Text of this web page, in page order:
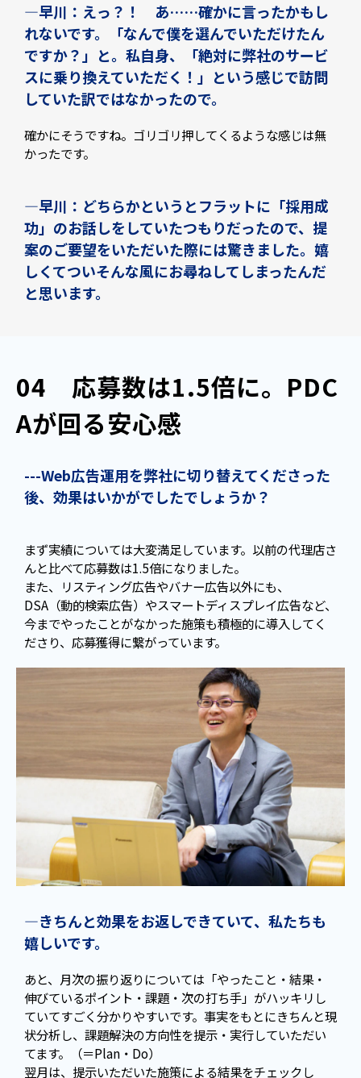
—早川：えっ？！ あ……確かに言ったかもし
れないです。「なんで僕を選んでいただけたん
ですか？」と。私自身、「絶対に弊社のサービ
スに乗り換えていただく！」という感じで訪問
していた訳ではなかったので。
確かにそうですね。ゴリゴリ押してくるような感じは無
かったです。
—早川：どちらかというとフラットに「採用成
功」のお話しをしていたつもりだったので、提
案のご要望をいただいた際には驚きました。嬉
しくてついそんな風にお尋ねしてしまったんだ
と思います。
04　応募数は1.5倍に。PDC
Aが回る安心感
---Web広告運用を弊社に切り替えてくださった
後、効果はいかがでしたでしょうか？
まず実績については大変満足しています。以前の代理店さ
んと比べて応募数は1.5倍になりました。
また、リスティング広告やバナー広告以外にも、
DSA（動的検索広告）やスマートディスプレイ広告など、
今までやったことがなかった施策も積極的に導入してく
ださり、応募獲得に繋がっています。
—きちんと効果をお返しできていて、私たちも
嬉しいです。
あと、月次の振り返りについては「やったこと・結果・
伸びているポイント・課題・次の打ち手」がハッキリし
ていてすごく分かりやすいです。事実をもとにきちんと現
状分析し、課題解決の方向性を提示・実行していただい
てます。（＝Plan・Do）
翌月は、提示いただいた施策による結果をチェックし